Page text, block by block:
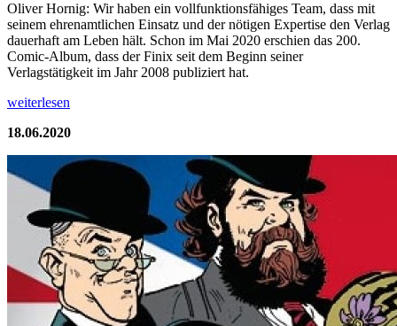
Oliver Hornig: Wir haben ein vollfunktionsfähiges Team, dass mit
seinem ehrenamtlichen Einsatz und der nötigen Expertise den Verlag
dauerhaft am Leben hält. Schon im Mai 2020 erschien das 200.
Comic-Album, dass der Finix seit dem Beginn seiner
Verlagstätigkeit im Jahr 2008 publiziert hat.
weiterlesen
18.06.2020